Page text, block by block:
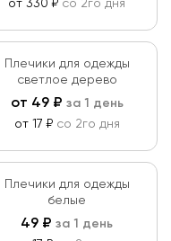
от 330 ₽ со 2го дня
Плечики для одежды
светлое дерево
от 49₽ за 1 день
от 17 ₽ со 2го дня
Плечики для одежды
белые
49 ₽ за 1 день